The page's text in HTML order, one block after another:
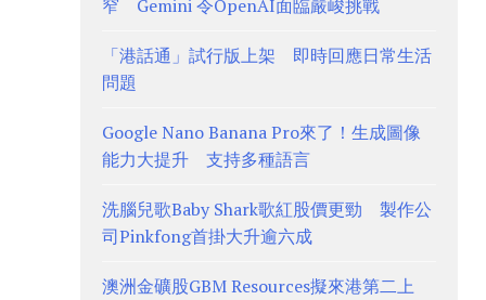
窄 Gemini 令OpenAI面臨嚴峻挑戰
「港話通」試行版上架 即時回應日常生活
問題
Google Nano Banana Pro來了！生成圖像
能力大提升 支持多種語言
洗腦兒歌Baby Shark歌紅股價更勁 製作公
司Pinkfong首掛大升逾六成
澳洲金礦股GBM Resources擬來港第二上